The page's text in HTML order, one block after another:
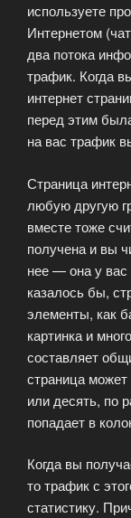
используете
Интернетом
два потока
трафик. Когда
интернет
перед этим
на вас трафик
Страница
любую другую
вместе тоже
получена и вы
нее — она у
казалось бы,
элементы, как
картинка и
составляет
страница может
или десять, по
попадает в
Когда вы
то трафик с
статистику.